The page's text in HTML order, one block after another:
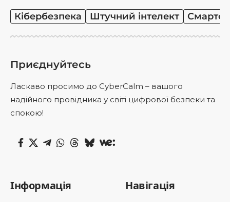
Кібербезпека Штучний інтелект
Приєднуйтесь
Ласкаво просимо до CyberCalm – вашого
надійного провідника у світі цифрової безпеки та
спокою!
Інформація Навігація